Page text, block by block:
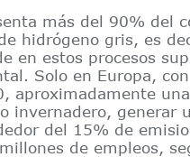
más del 90% del
hidrógeno gris, es
en estos procesos
Solo en Europa,
aproximadamente
invernadero, generar
del 15% de
de empleos,